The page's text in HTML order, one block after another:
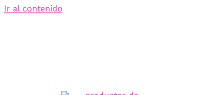
Ir al contenido